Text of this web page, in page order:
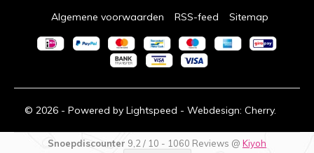
© 2026 - Powered by Lightspeed - Webdesign: Cherry.
Algemene voorwaarden RSS-feed Sitemap
Snoepdiscounter 9,2 / 10 - 1060 Reviews @ Kiyoh